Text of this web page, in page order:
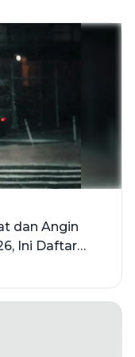
dan Angin
Ini Daftar